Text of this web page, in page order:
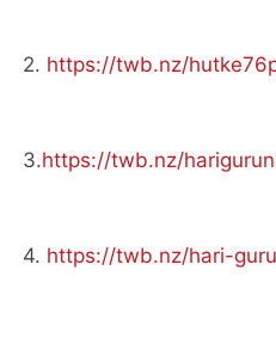
2. https://twb.nz/
3.https://twb.nz/
4. https://twb.nz/hari-